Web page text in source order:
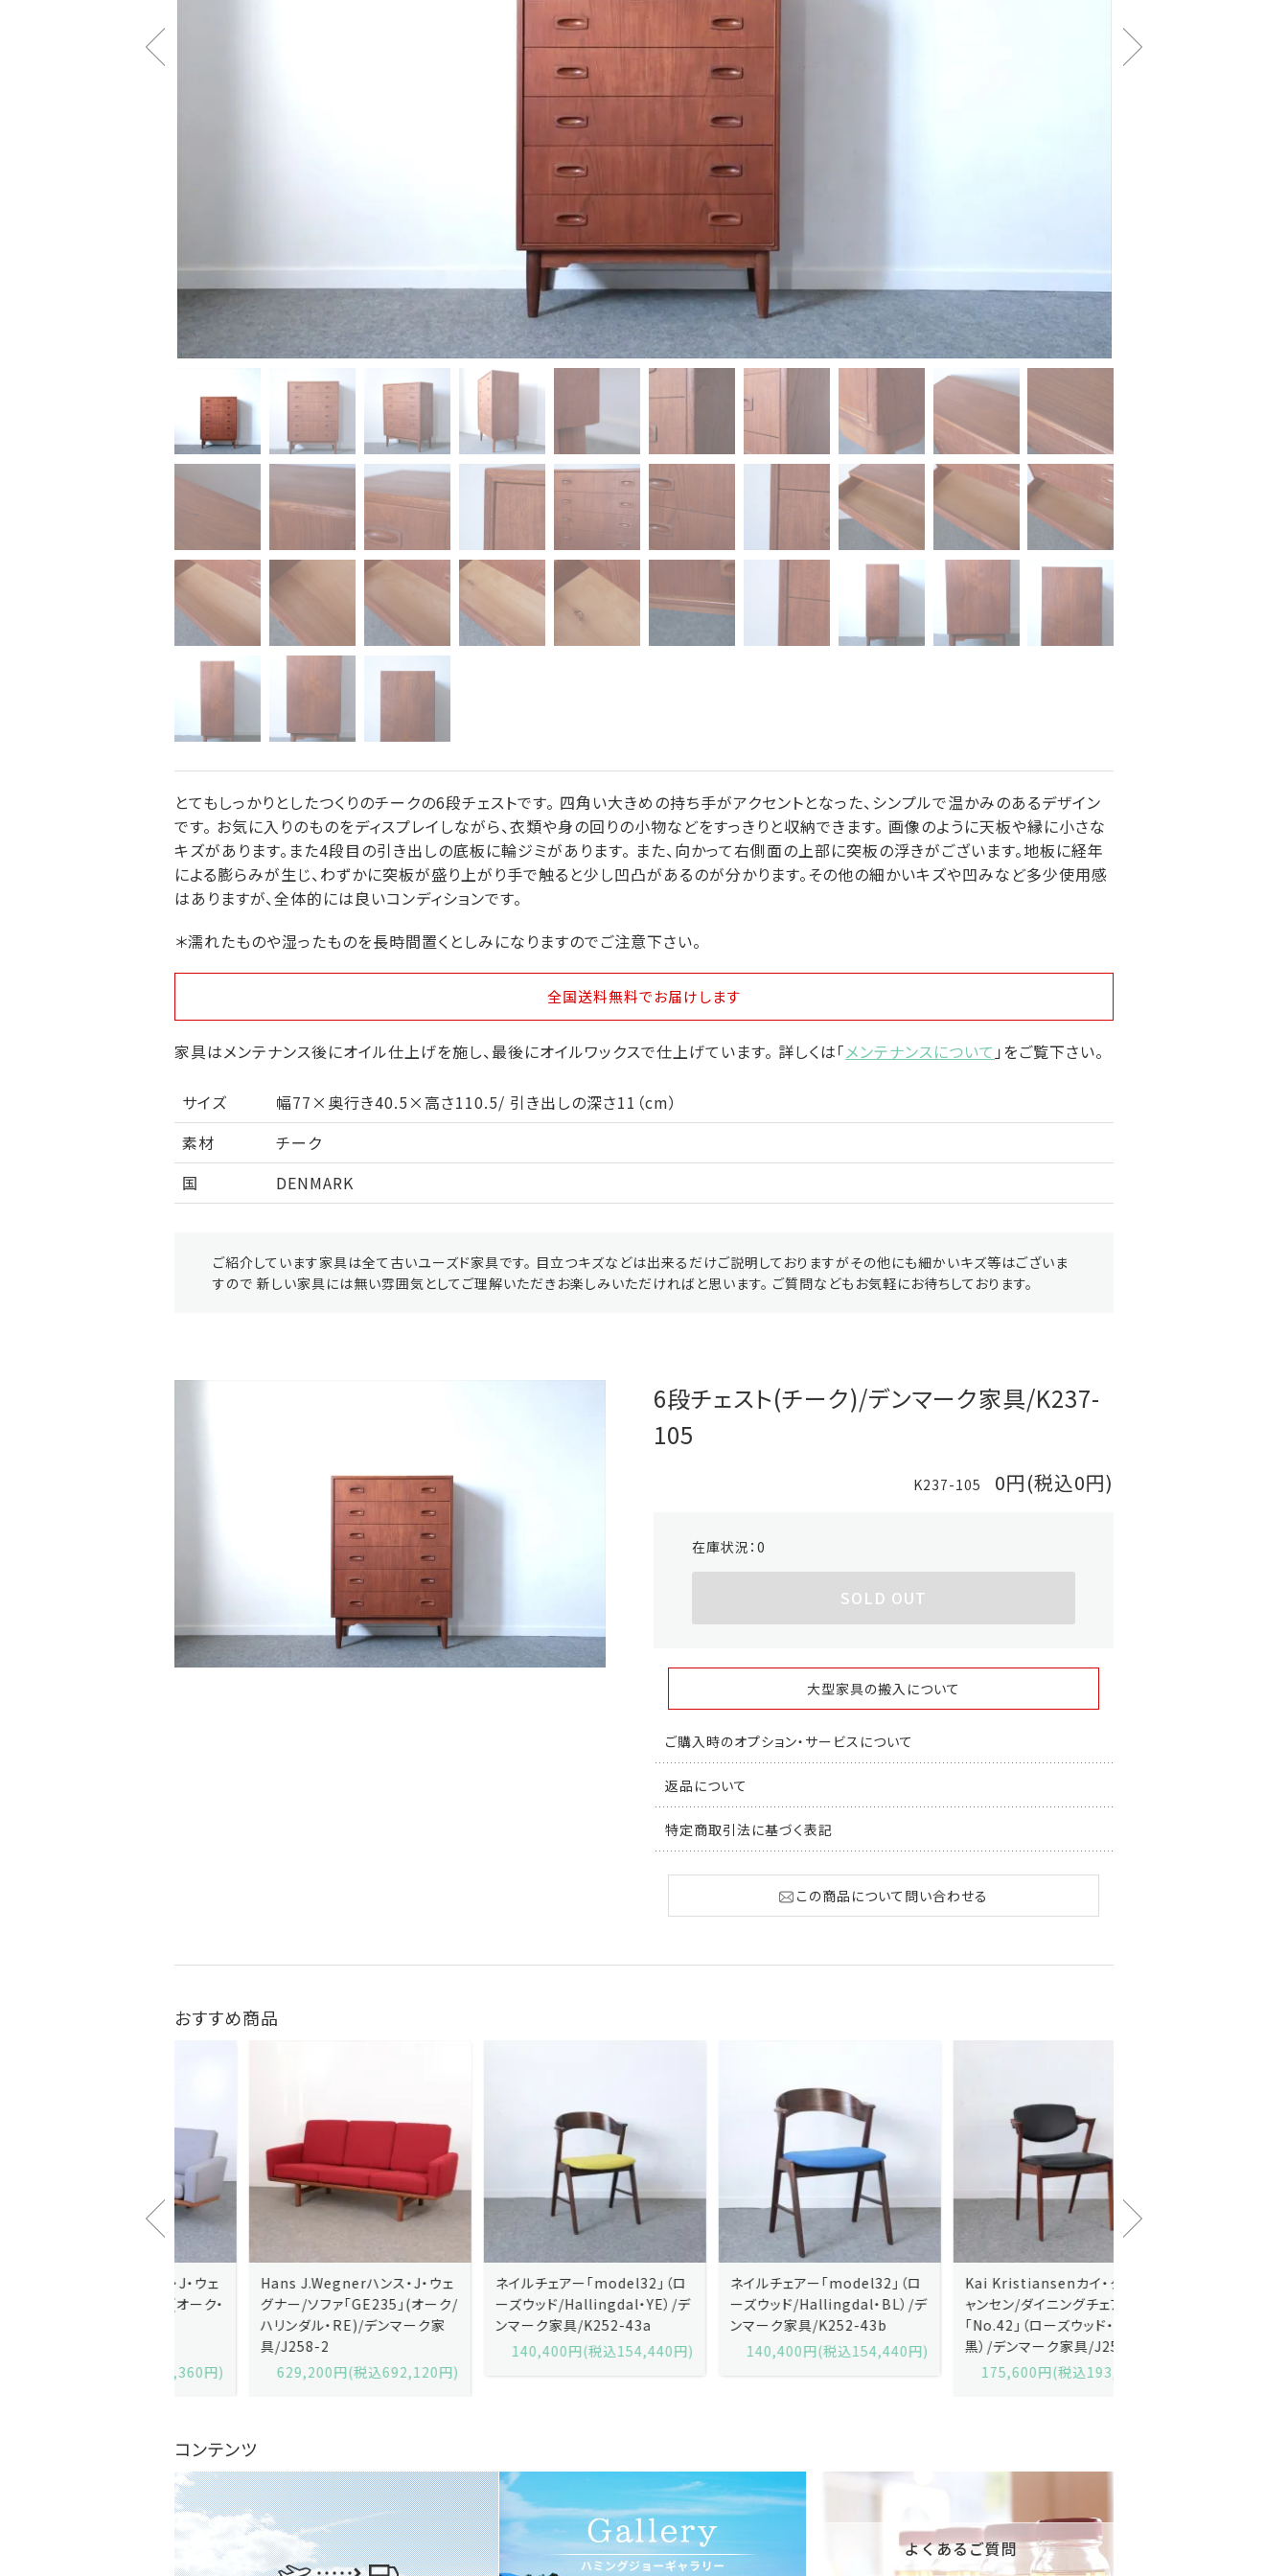
とてもしっかりとしたつくりのチークの6段チェストです。 四角い大きめの持ち手がアクセントとなった、シンプルで温かみのあるデザイン
です。 お気に入りのものをディスプレイしながら、衣類や身の回りの小物などをすっきりと収納できます。 画像のように天板や縁に小さな
キズがあります。また4段目の引き出しの底板に輪ジミがあります。 また、向かって右側面の上部に突板の浮きがございます。地板に経年
による膨らみが生じ、わずかに突板が盛り上がり手で触ると少し凹凸があるのが分かります。その他の細かいキズや凹みなど多少使用感
はありますが、全体的には良いコンディションです。
＊濡れたものや湿ったものを長時間置くとしみになりますのでご注意下さい。
全国送料無料でお届けします
家具はメンテナンス後にオイル仕上げを施し、最後にオイルワックスで仕上げています。 詳しくは「メンテナンスについて 」をご覧下さい。
サイズ
幅77×奥行き40.5×高さ110.5/ 引き出しの深さ11（cm）
素材
チーク
国
DENMARK
ご紹介しています家具は全て古いユーズド家具です。 目立つキズなどは出来るだけご説明しておりますがその他にも細かいキズ等はございま
すので 新しい家具には無い雰囲気としてご理解いただきお楽しみいただければと思います。 ご質問などもお気軽にお待ちしております。
6段チェスト(チーク)/デンマーク家具/K237-
105
K237-105 0円(税込0円)
在庫状況： 0
SOLD OUT
大型家具の搬入について
ご購入時のオプション・サービスについて
返品について
特定商取引法に基づく表記
この商品について問い合わせる
おすすめ商品
Hans J.Wegnerハンス・J・ウェ
グナー/ソファ「GE235」(オーク/
ハリンダル・RE)/デンマーク家
629,200円(税込692,120円)
ネイルチェアー「model32」（ロ
ーズウッド/Hallingdal・YE）/デ
ンマーク家具/K252-43a
140,400円(税込154,440円)
ネイルチェアー「model32」（ロ
ーズウッド/Hallingdal・BL）/デ
ンマーク家具/K252-43b
140,400円(税込154,440円)
Kai Kristiansenカイ・クリスチ
ャンセン/ダイニングチェアー
「No.42」（ローズウッド・レザー
黒）/デンマーク家具/J252-57j
175,600円(税込193,160円)
コンテンツ